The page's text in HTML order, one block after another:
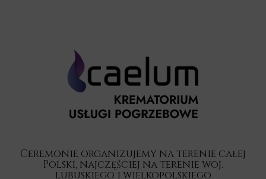
Ceremonie organizujemy na terenie całej
Polski, najczęściej na terenie woj.
lubuskiego i wielkopolskiego